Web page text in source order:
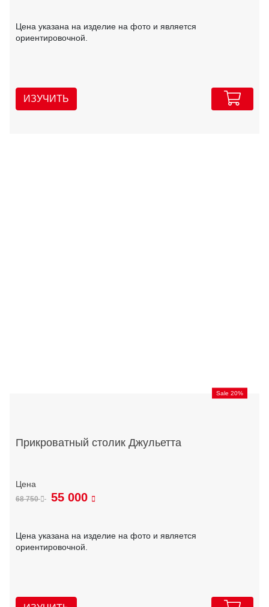
Цена указана на изделие на фото и является
ориентировочной.
ИЗУЧИТЬ
Sale 20%
Прикроватный столик Джульетта
68 750 55 000
Цена указана на изделие на фото и является
ориентировочной.